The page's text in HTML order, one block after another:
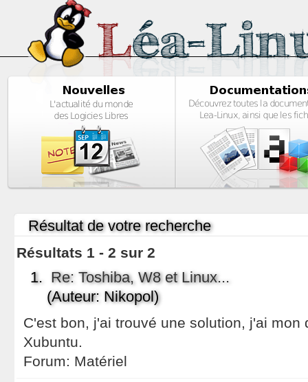
Résultat de votre recherche
Résultats 1 - 2 sur 2
1. Re: Toshiba, W8 et Linux...
(Auteur: Nikopol)
C'est bon, j'ai trouvé une solution, j'ai mon
Xubuntu.
Forum: Matériel